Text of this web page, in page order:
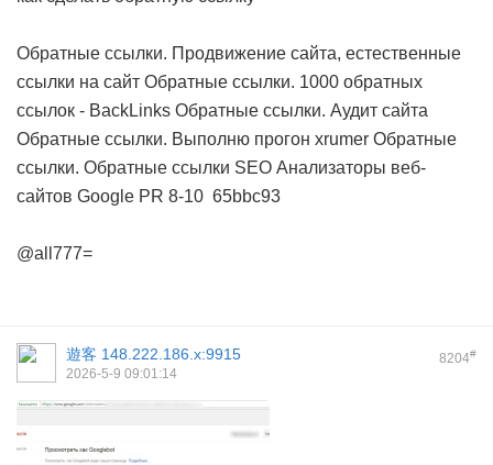
Обратные ссылки. Продвижение сайта, естественные
ссылки на сайт Обратные ссылки. 1000 обратных
ссылок - BackLinks Обратные ссылки. Аудит сайта
Обратные ссылки. Выполню прогон xrumer Обратные
ссылки. Обратные ссылки SEO Анализаторы веб-
сайтов Google PR 8-10 65bbc93
@all777=
8204#
遊客 148.222.186.x:9915
2026-5-9 09:01:14